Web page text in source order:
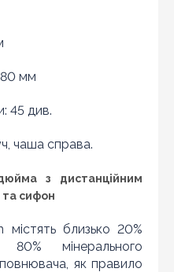
мм
45 див.
чаша справа.
з дистанційним
та сифон
містять близько 20%
мінерального
як правило